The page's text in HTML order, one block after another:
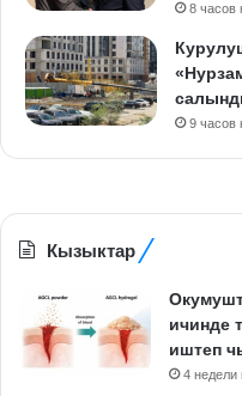
8 часов
9 часов
Кызыктар
ичинде
иштеп
4 недели